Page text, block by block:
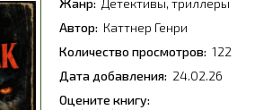
Жанр: Детективы, триллеры
Автор: Каттнер Генри
Количество просмотров: 122
Дата добавления: 24.02.26
Оцените книгу: